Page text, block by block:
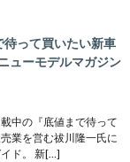
待って買いたい新車
ューモデルマガジン
中の『底値まで待って
業を営む祓川隆一氏に
ド。 新[…]